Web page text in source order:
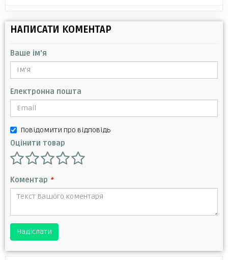
НАПИСАТИ КОМЕНТАР
Ваше ім'я
Електронна пошта
Повідомити про відповідь
Оцінити товар
Коментар *
Надіслати